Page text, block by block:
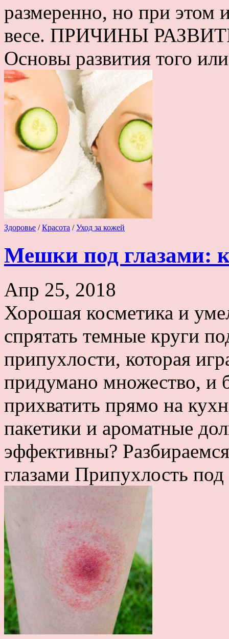
размеренно, но при этом
весе. ПРИЧИНЫ
Основы развития того
Здоровье /Красота /Уход за кожей
Мешки под глазами:
Апр 25, 2018
Хорошая косметика и
спрятать темные круги
припухлости, которая
придумано множество, и
прихватить прямо на
пакетики и ароматные
эффективны?
глазами Припухлость под